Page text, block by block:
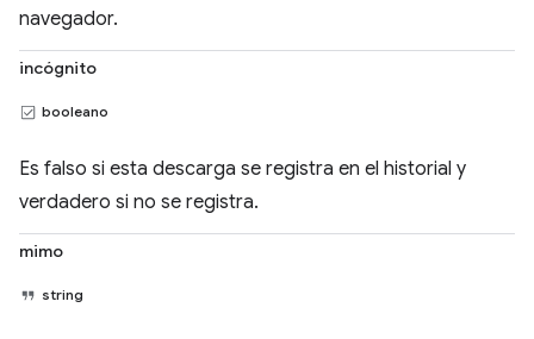
navegador.
incógnito
booleano
Es falso si esta descarga se registra en el historial y
verdadero si no se registra.
mimo
string